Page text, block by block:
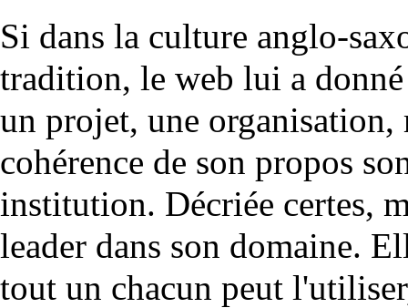
Si dans la culture anglo-
tradition, le web lui a
un projet, une organisation,
cohérence de son propos
institution. Décriée certes,
leader dans son domaine.
tout un chacun peut